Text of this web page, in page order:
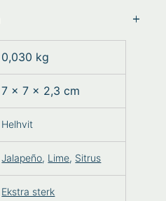
0,030 kg
7 × 7 × 2,3 cm
Helhvit
Jalapeño, Lime, Sitrus
Ekstra sterk